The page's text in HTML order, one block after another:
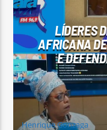
Arara
LÍDERES
AFRICANA
E
Henrique Gonzaga